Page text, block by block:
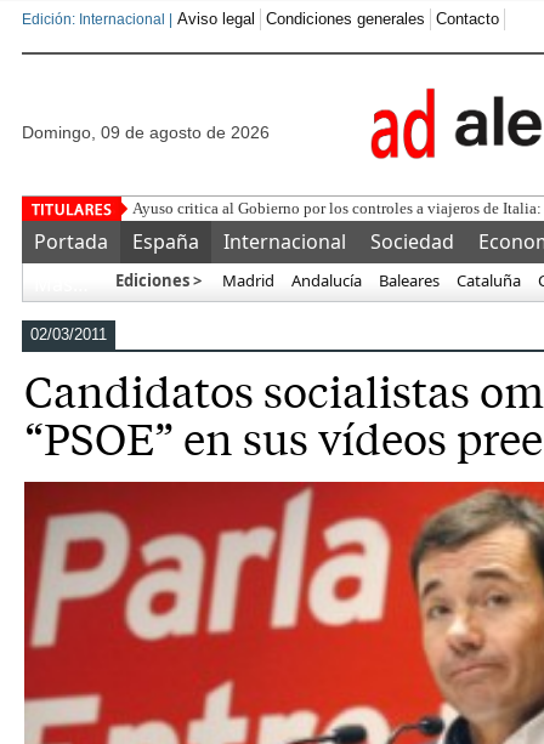
Edición: Internacional | Aviso legal Condiciones generales Contacto
domingo, 09 de agosto de 2026
¿Se puede compr
Portada España Internacional Sociedad
Ediciones > Madrid Andalucía Baleares Cataluña
02/03/2011
Candidatos socialistas
“PSOE” en sus vídeos